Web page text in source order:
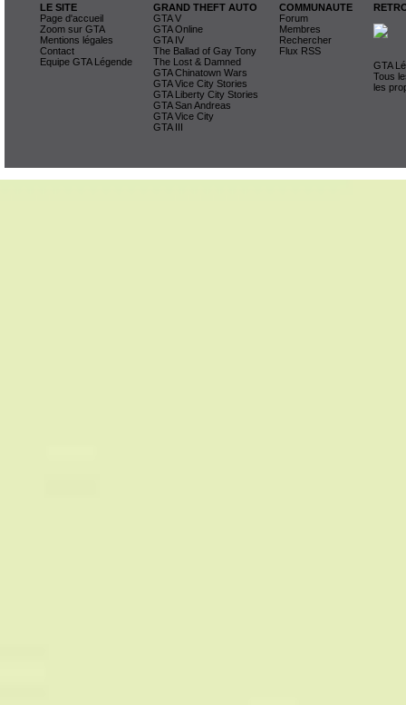
LE SITE
Page d'accueil
Zoom sur GTA
Mentions légales
Contact
Equipe GTA Légende
GRAND THEFT AUTO
GTA V
GTA Online
GTA IV
The Ballad of Gay Tony
The Lost & Damned
GTA Chinatown Wars
GTA Vice City Stories
GTA Liberty City Stories
GTA San Andreas
GTA Vice City
GTA III
COMMUNAUTE
Forum
Membres
Rechercher
Flux RSS
GTA
Tous
les